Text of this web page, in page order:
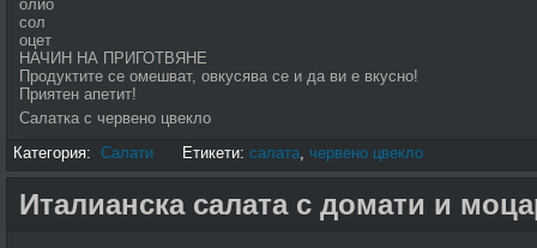
олио
сол
оцет
НАЧИН НА ПРИГОТВЯНЕ
Продуктите се омешват, овкусява се и да ви е вкусно!
Приятен апетит!
Салатка с червено цвекло
Категория: Салати Етикети: салата, червено цвекло
Италианска салата с домати и